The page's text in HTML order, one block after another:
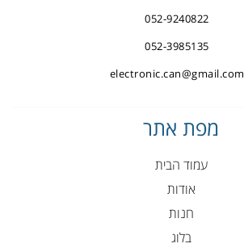
052-9240822
052-3985135
electronic.can@gmail.com
מפת אתר
עמוד הבית
אודות
חנות
בלוג